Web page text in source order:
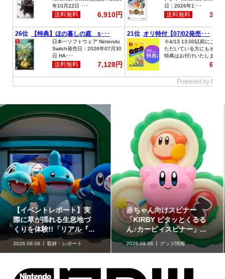
どうぶつたちと楽しむ12
色のコスメ「ポンデクル
ール どうぶつの森 マル...
2026.08.06 グッズ情報
「星たべよ」に「ポケモ
ン」のハロウィンデザイ
ンが登場！8月17日発売
2026.08.06 グッズ情報